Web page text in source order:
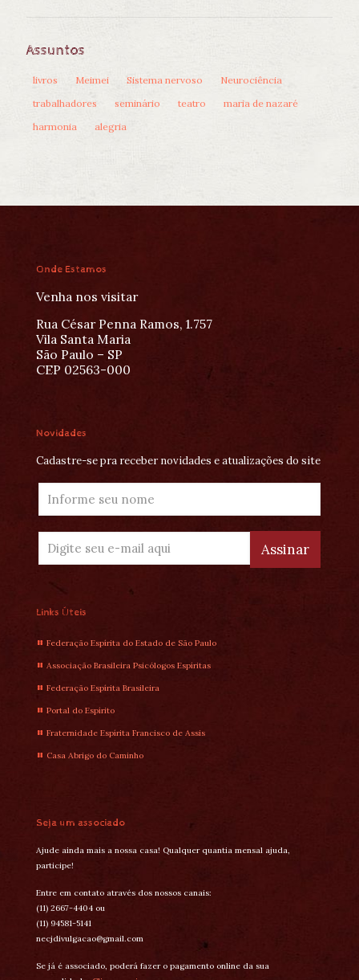
Assuntos
livros Meimei Sistema nervoso
Neurociência
trabalhadores
seminário teatro
maria de nazaré
harmonia
alegria
Onde Estamos
Venha nos visitar
Rua César Penna Ramos, 1.757
Vila Santa Maria
São Paulo – SP
CEP 02563-000
Novidades
Cadastre-se pra receber novidades e atualizações do site
Links Úteis
Federação Espírita do Estado de São Paulo
Associação Brasileira Psicólogos Espíritas
Federação Espírita Brasileira
Portal do Espírito
Fraternidade Espírita Francisco de Assis
Casa Abrigo do Caminho
Seja um associado
Ajude ainda mais a nossa casa! Qualquer quantia mensal ajuda,
participe!
Entre em contato através dos nossos canais:
(11) 2667-4404 ou
(11) 94581-5141
necjdivulgacao@gmail.com
Se já é associado, poderá fazer o pagamento online da sua